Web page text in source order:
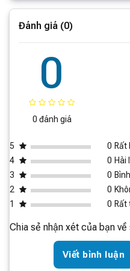
VớiSmart Tivi Xiaomi
rạp chiếu phim bởi nó sở
Dolby Audio ™ + DTS-X
ứng âm thanh chân thật
Trọng lượng (bao gồm đế)
Đánh giá (0)
0
0 đánh giá
5 0 Rất
4
0 Hài
3
0
2
0
1
0 Rất
Chia sẻ nhận xét của bạn về
Viết bình luận